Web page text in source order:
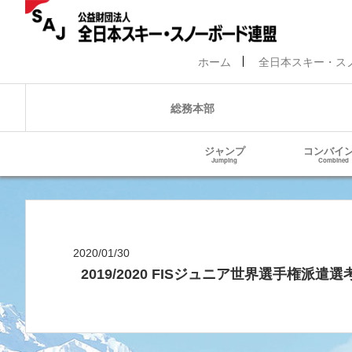
ホーム 全日本スキー・ス
総務本部
ジャンプ
Jumping
コンバイ
Combined
2020/01/30
2019/2020 FISジュニア世界選手権派遣選